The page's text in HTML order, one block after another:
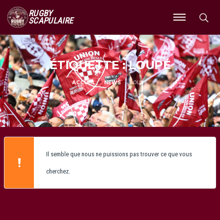
RUGBY
SCAPULAIRE
Ouvrir
le
menu
ÉTIQUETTE : LOUPÉ
ACCUEIL NEWS LOUPÉ
Il semble que nous ne puissions pas trouver ce que vous
cherchez.